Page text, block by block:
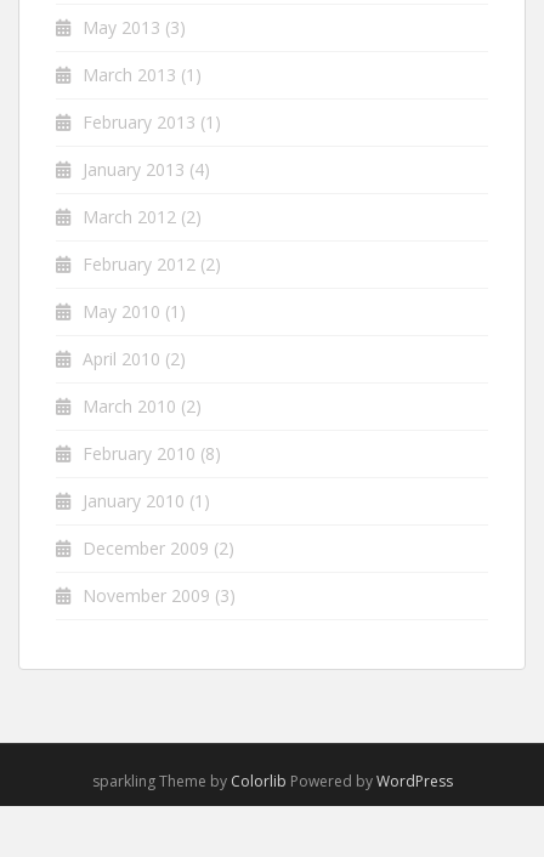
May 2013 (3)
March 2013 (1)
February 2013 (1)
January 2013 (4)
March 2012 (2)
February 2012 (2)
May 2010 (1)
April 2010 (2)
March 2010 (2)
February 2010 (8)
January 2010 (1)
December 2009 (2)
November 2009 (3)
sparkling Theme by Colorlib Powered byWordPress